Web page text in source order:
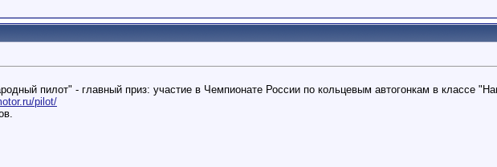
пилот" - главный приз: участие в Чемпионате России по кольцевым автогонкам в классе
pilot/